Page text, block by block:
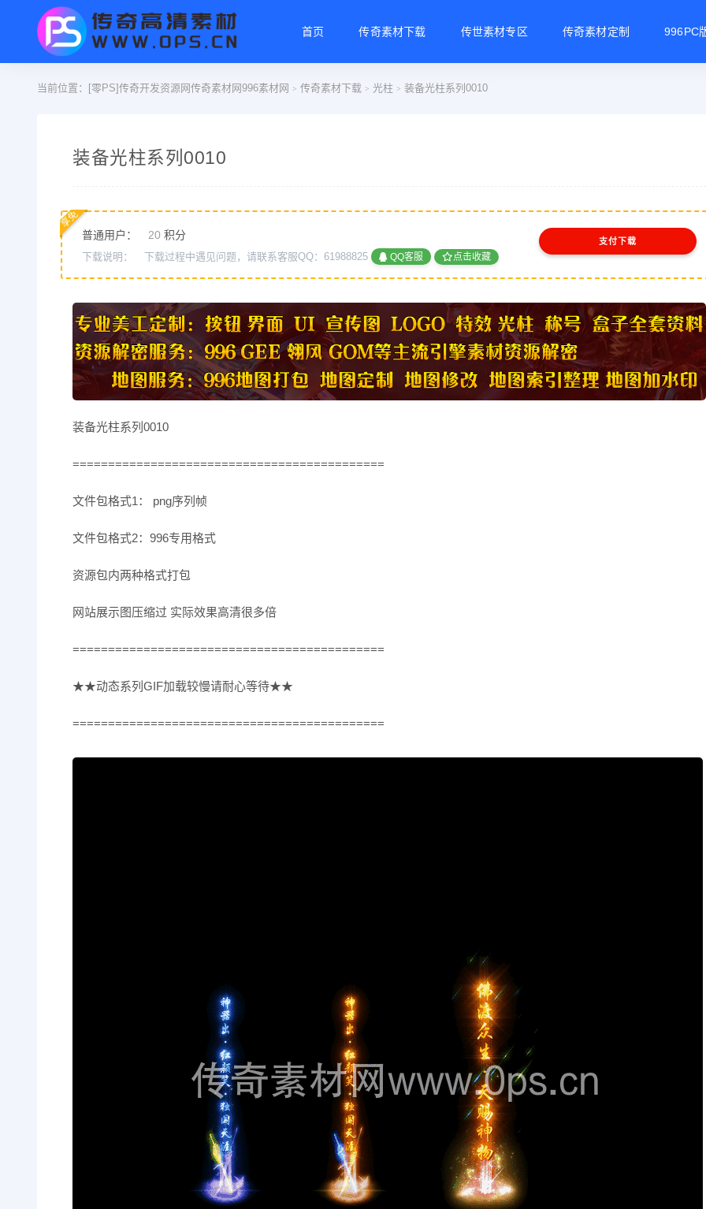
首页 传奇素材下载 传世素材专区 传奇素材定制 996PC
当前位置： [零PS]传奇开发资源网传奇素材网996素材网 > 传奇素材下载 > 光柱 > 装备光柱系列0010
装备光柱系列0010
普通用户： 20 积分
享免
支付下载
下载说明： 下载过程中遇见问题，请联系客服QQ：61988825 QQ客服 点击收藏
装备光柱系列0010
============================================
文件包格式1： png序列帧
文件包格式2：996专用格式
资源包内两种格式打包
网站展示图压缩过 实际效果高清很多倍
============================================
★★动态系列GIF加载较慢请耐心等待★★
============================================